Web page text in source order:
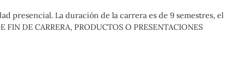
presencial. La duración de la carrera es de 9 semestres, el
DE CARRERA, PRODUCTOS O PRESENTACIONES